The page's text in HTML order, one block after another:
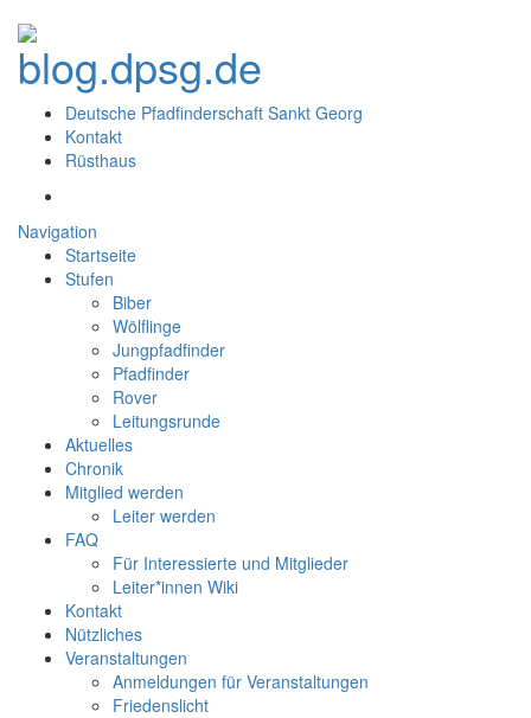
Deutsche Pfadfinderschaft Sankt Georg
Kontakt
Rüsthaus
Navigation
Startseite
Stufen
Biber
Wölflinge
Jungpfadfinder
Pfadfinder
Rover
Leitungsrunde
Aktuelles
Chronik
Mitglied werden
Leiter werden
FAQ
Für Interessierte und Mitglieder
Leiter*innen Wiki
Kontakt
Nützliches
Veranstaltungen
Anmeldungen für Veranstaltungen
Friedenslicht